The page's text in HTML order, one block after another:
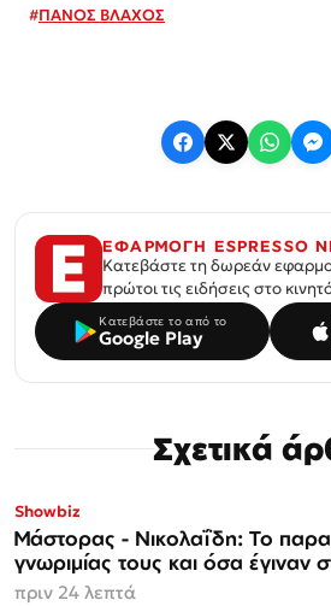
#ΠΑΝΟΣ ΒΛΑΧΟΣ
ΕΦΑΡΜΟΓΗ ESPRESSO
Κατεβάστε τη δωρεάν
πρώτοι τις ειδήσεις στο
Κατεβάστε το από το
Google Play
Σχετικά
Showbiz
Μάστορας - Νικολαΐδη: Το
γνωριμίας τους και όσα έγιναν
πριν 24 λεπτά